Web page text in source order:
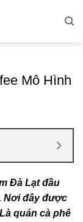
Mô Hình
Đà Lạt đầu
Nơi đây được
quán cà phê